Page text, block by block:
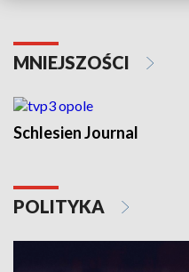
MNIEJSZOŚCI
Schlesien Journal
POLITYKA